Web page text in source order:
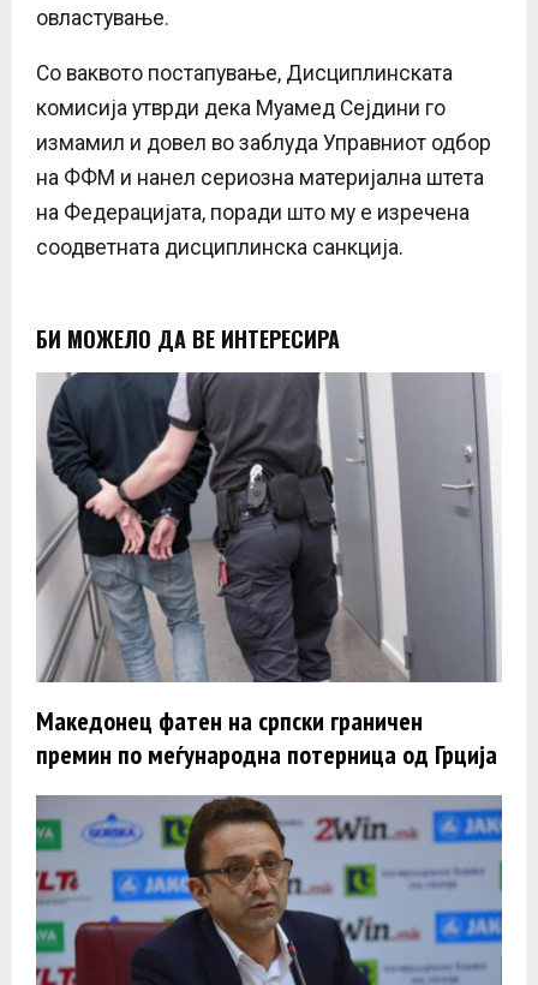
овластување.
Со ваквото постапување, Дисциплинската
комисија утврди дека Муамед Сејдини го
измамил и довел во заблуда Управниот одбор
на ФФМ и нанел сериозна материјална штета
на Федерацијата, поради што му е изречена
соодветната дисциплинска санкција.
БИ МОЖЕЛО ДА ВЕ ИНТЕРЕСИРА
Македонец фатен на српски граничен
премин по меѓународна потерница од Грција